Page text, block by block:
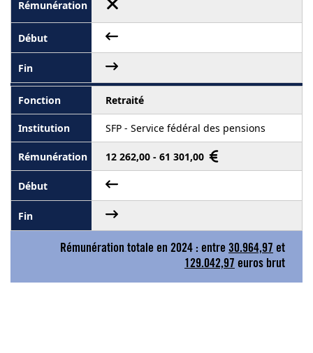
Retraité
SFP - Service fédéral des pensions
12 262,00 - 61 301,00
Rémunération totale en 2024 : entre 30.964,97 et
129.042,97 euros brut